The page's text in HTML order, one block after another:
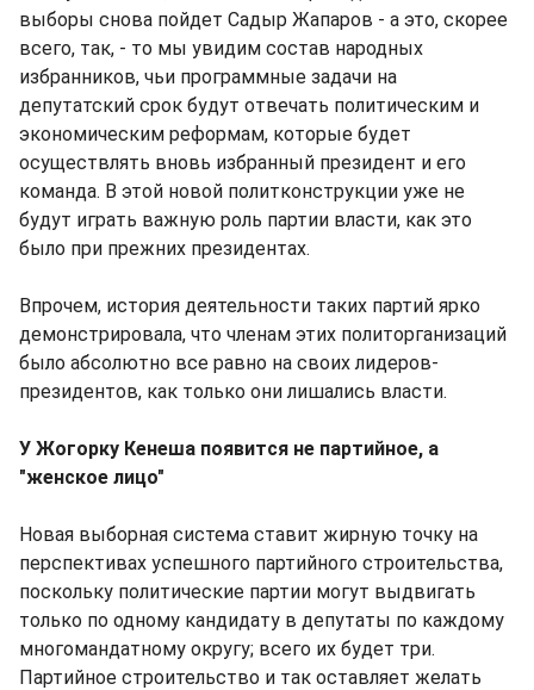
выборы снова пойдет Садыр Жапаров - а это, скорее
всего, так, - то мы увидим состав народных
избранников, чьи программные задачи на
депутатский срок будут отвечать политическим и
экономическим реформам, которые будет
осуществлять вновь избранный президент и его
команда. В этой новой политконструкции уже не
будут играть важную роль партии власти, как это
было при прежних президентах.
Впрочем, история деятельности таких партий ярко
демонстрировала, что членам этих политорганизаций
было абсолютно все равно на своих лидеров-
президентов, как только они лишались власти.
У Жогорку Кенеша появится не партийное, а
"женское лицо"
Новая выборная система ставит жирную точку на
перспективах успешного партийного строительства,
поскольку политические партии могут выдвигать
только по одному кандидату в депутаты по каждому
многомандатному округу; всего их будет три.
Партийное строительство и так оставляет желать